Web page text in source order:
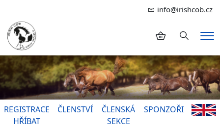
info@irishcob.cz
Hledání
REGISTRACE
HŘÍBAT
ČLENSTVÍ
ČLENSKÁ
SEKCE
SPONZOŘI